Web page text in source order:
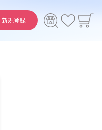
新規登録